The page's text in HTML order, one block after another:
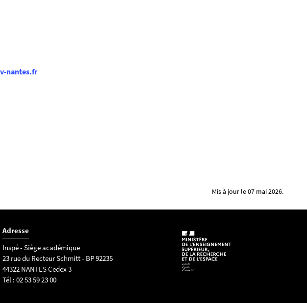
nantes.fr
Mis à jour le 07 mai 2026.
Adresse
Inspé - Siège académique
23 rue du Recteur Schmitt - BP 92235
44322 NANTES Cedex 3
Tél : 02 53 59 23 00